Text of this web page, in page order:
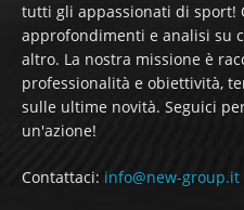
tutti gli appassionati di sport!
approfondimenti e analisi su
altro. La nostra missione è
professionalità e obiettività,
sulle ultime novità. Seguici
un'azione!
Contattaci: info@new-group.it